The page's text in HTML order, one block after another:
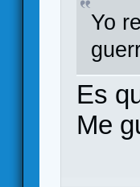
Yo
Es
Me